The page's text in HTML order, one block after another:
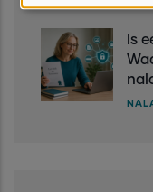
Is
Transparant
uit
keuze.